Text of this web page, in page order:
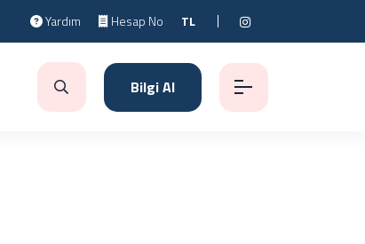
Yardım Hesap No TL
Bilgi Al